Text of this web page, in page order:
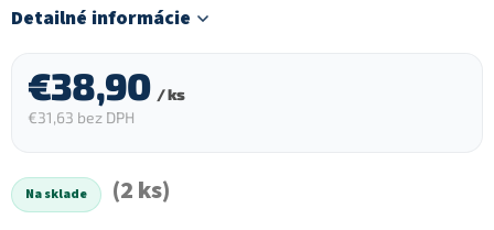
Detailné informácie
€38,90 / ks
€31,63 bez DPH
Na sklade
(2 ks)